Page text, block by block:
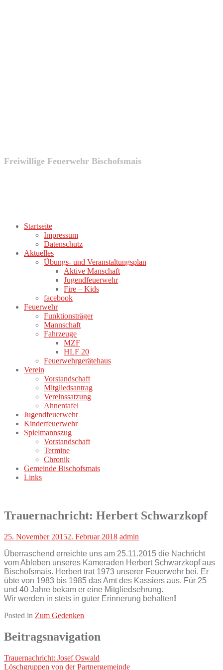
Freiwillige Feuerwehr Bischofsmais
Startseite
Impressum
Datenschutz
Aktuelles
Übungs- und Veranstaltungsplan
Aktive Manschaft
Jugendfeuerwehr
Fire – Kids
facebook
Feuerwehr
Funktionsträger
Mannschaft
Fahrzeuge
MZF
HLF 20
Feuerwehrgerätehaus
Verein
Vorstandschaft
Mitgliedsantrag
Vereinssatzung
Ahnentafel
Jugendfeuerwehr
Kinderfeuerwehr
Spielmannszug
Vorstandschaft
Termine
Chronik
Gemeinde Bischofsmais
Links
Trauernachricht: Herbert Schwarzkopf
25. November 20152. Februar 2018 admin
Überraschend erreichte uns am 25.11.2015 die Nachricht
vom Ableben unseres Kameraden Herbert Schwarzkopf aus
Bischofsmais. Herbert trat 1973 unserer Feuerwehr bei. Er
übte von 1983 bis 1985 das Amt des Kassiers aus. Für 25
und 40 Jahre bekam er eine Mitgliedsehrung.
Wir werden in stets in guter Erinnerung behalten!
Posted in Zum Gedenken
Beitragsnavigation
Trauernachricht: Josef Oswald
Löschgruppen von der Partnergemeinde